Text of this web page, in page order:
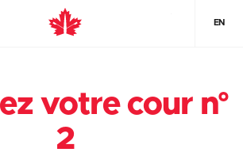
EN
votre cour n°
2